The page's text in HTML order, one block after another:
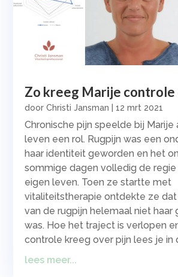
Zo kreeg Marije controle
doorChristi Jansman |12 mrt 2021
Chronische pijn speelde bij Marije
leven een rol. Rugpijn was een
haar identiteit geworden en het
sommige dagen volledig de regie
eigen leven. Toen ze startte met
vitaliteitstherapie ontdekte ze
van de rugpijn helemaal niet haar
was. Hoe het traject is verlopen
controle kreeg over pijn lees je in
lees meer...